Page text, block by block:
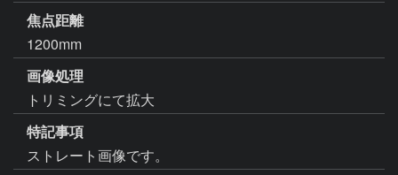
焦点距離
1200mm
画像処理
トリミングにて拡大
特記事項
ストレート画像です。